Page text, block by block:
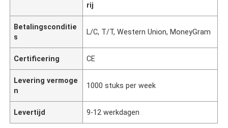
rij
Betalingsconditie
s
L/C, T/T, Western Union, MoneyGram
Certificering CE
Levering vermoge
n
1000 stuks per week
Levertijd 9-12 werkdagen